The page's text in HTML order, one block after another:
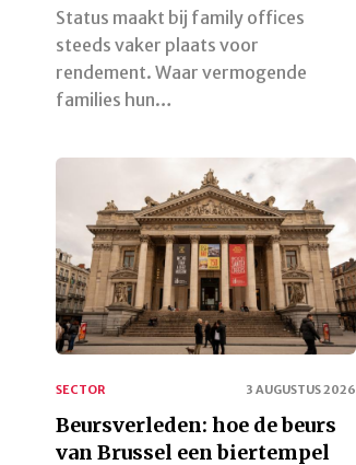
Status maakt bij family offices
steeds vaker plaats voor
rendement. Waar vermogende
families hun…
SECTOR 3 AUGUSTUS 2026
Beursverleden: hoe de beurs
van Brussel een biertempel